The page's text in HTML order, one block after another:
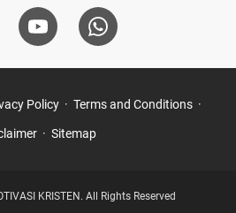
Policy Terms and Conditions
Sitemap
KRISTEN. All Rights Reserved